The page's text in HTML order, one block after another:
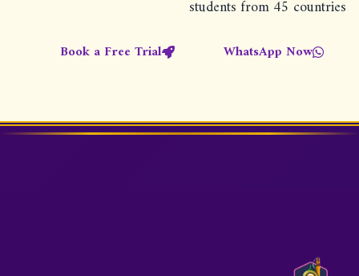
ا
ل
students from 45 countries
WhatsApp Now
Book a Free Trial